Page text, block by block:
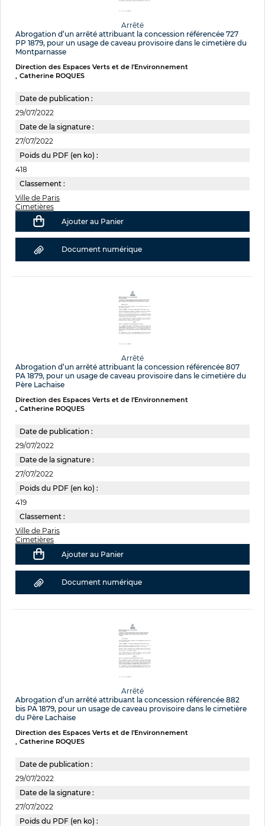
Arrêté
Abrogation d’un arrêté attribuant la concession référencée 727
PP 1879, pour un usage de caveau provisoire dans le cimetière du
Montparnasse
Direction des Espaces Verts et de l'Environnement
Catherine ROQUES
Date de publication :
29/07/2022
Date de la signature :
27/07/2022
Poids du PDF (en ko) :
418
Classement :
Ville de Paris
Cimetières
Ajouter au Panier
Document numérique
Arrêté
Abrogation d’un arrêté attribuant la concession référencée 807
PA 1879, pour un usage de caveau provisoire dans le cimetière du
Père Lachaise
Direction des Espaces Verts et de l'Environnement
Catherine ROQUES
Date de publication :
29/07/2022
Date de la signature :
27/07/2022
Poids du PDF (en ko) :
419
Classement :
Ville de Paris
Cimetières
Ajouter au Panier
Document numérique
Arrêté
Abrogation d’un arrêté attribuant la concession référencée 882
bis PA 1879, pour un usage de caveau provisoire dans le cimetière
du Père Lachaise
Direction des Espaces Verts et de l'Environnement
Catherine ROQUES
Date de publication :
29/07/2022
Date de la signature :
27/07/2022
Poids du PDF (en ko) :